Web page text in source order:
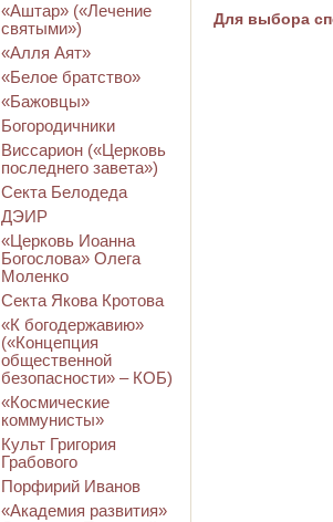
«Аштар» («Лечение
святыми»)
«Алля Аят»
«Белое братство»
«Бажовцы»
Богородичники
Виссарион («Церковь
последнего завета»)
Секта Белодеда
ДЭИР
«Церковь Иоанна
Богослова» Олега
Моленко
Секта Якова Кротова
«К богодержавию»
(«Концепция
общественной
безопасности» – КОБ)
«Космические
коммунисты»
Культ Григория
Грабового
Порфирий Иванов
«Академия развития»
Для выбора